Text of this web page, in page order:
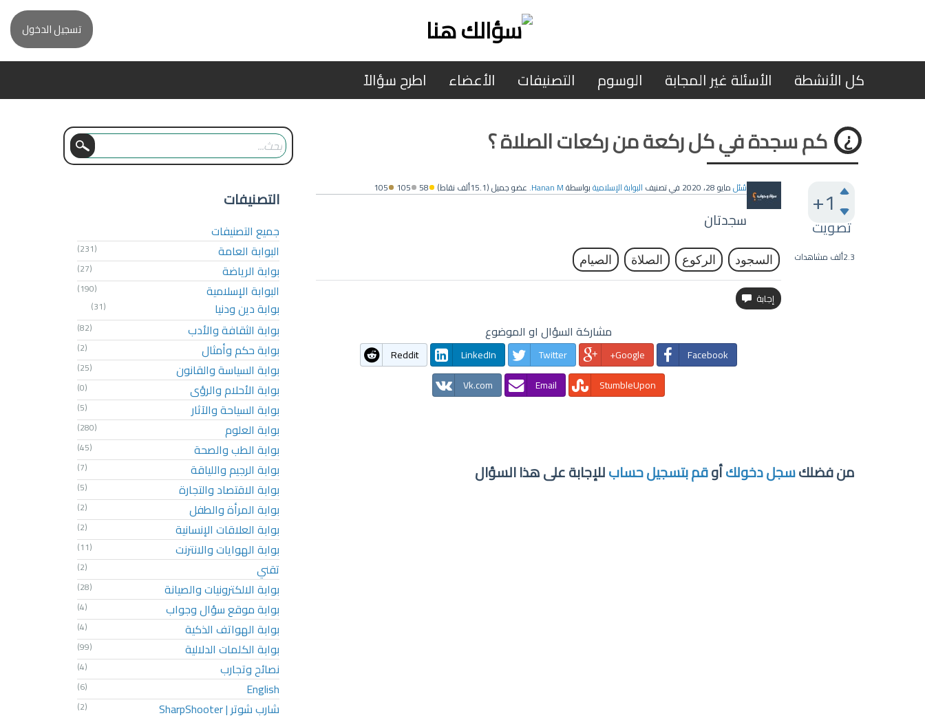
تسجيل الدخول
كل الأنشطة الأسئلة غير المجابة الوسوم التصنيفات الأعضاء اطرح سؤالاً
كم سجدة في كل ركعة من ركعات الصلاة ؟
+1
تصويت
2.3ألف مشاهدات
سُئلمايو 28، 2020 في تصنيف البوابة الإسلاميةبواسطةHanan M. عضو جميل(15.1ألف نقاط) 58
105
105
سجدتان
السجود الركوع الصلاة الصيام
مشاركة السؤال او الموضوع
Facebook
Google+
Twitter
LinkedIn
Reddit
StumbleUpon
Email
Vk.com
من فضلكسجل دخولكأوقم بتسجيل حسابللإجابة على هذا السؤال
التصنيفات
جميع التصنيفات
البوابة العامة
(231)
بوابة الرياضة (27)
البوابة الإسلامية (190)
بوابة دين ودنيا (31)
بوابة الثقافة والأدب (82)
بوابة حكم وأمثال (2)
بوابة السياسة والقانون (25)
بوابة الأحلام والرؤى (0)
بوابة السياحة والآثار (5)
بوابة العلوم (280)
بوابة الطب والصحة (45)
بوابة الرجيم واللياقة (7)
بوابة الاقتصاد والتجارة (5)
بوابة المرأة والطفل (2)
بوابة العلاقات الإنسانية (2)
بوابة الهوايات والانترنت (11)
تقني (2)
بوابة الالكترونيات والصيانة (28)
بوابة موقع سؤال وجواب (4)
بوابة الهواتف الذكية (4)
بوابة الكلمات الدلالية (99)
نصائح وتجارب (4)
English
(6)
شارب شوتر | SharpShooter (2)